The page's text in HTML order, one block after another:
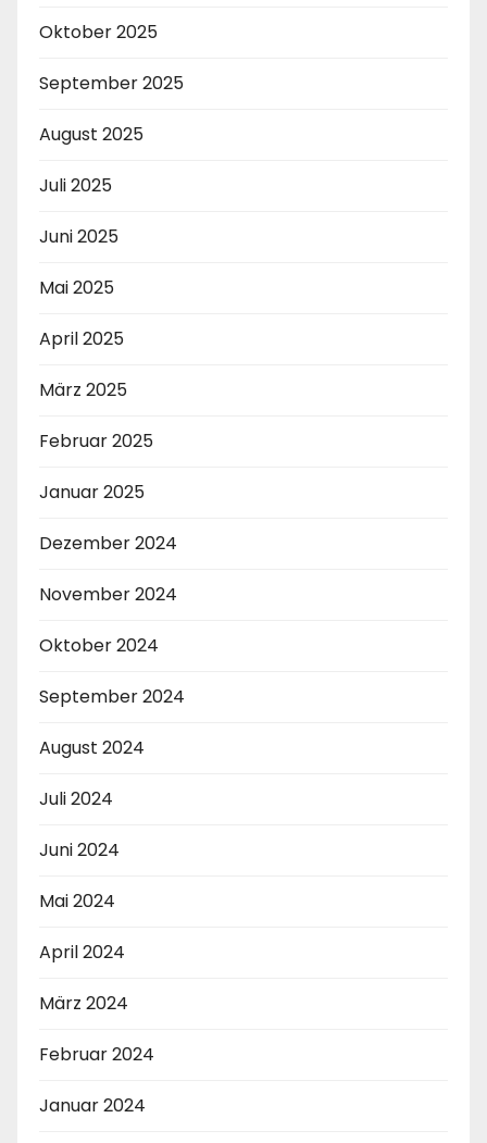
Oktober 2025
September 2025
August 2025
Juli 2025
Juni 2025
Mai 2025
April 2025
März 2025
Februar 2025
Januar 2025
Dezember 2024
November 2024
Oktober 2024
September 2024
August 2024
Juli 2024
Juni 2024
Mai 2024
April 2024
März 2024
Februar 2024
Januar 2024